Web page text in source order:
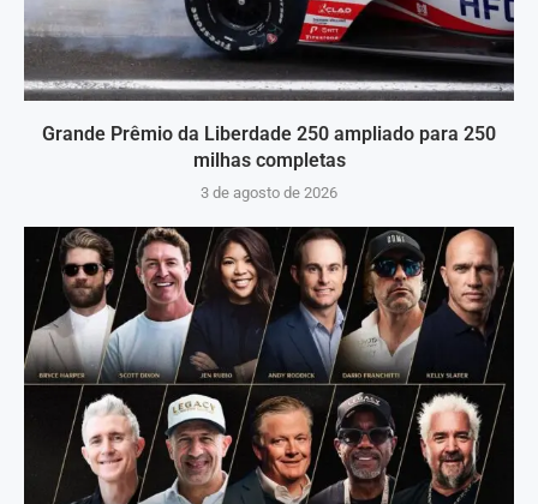
Grande Prêmio da Liberdade 250 ampliado para 250
milhas completas
3 de agosto de 2026